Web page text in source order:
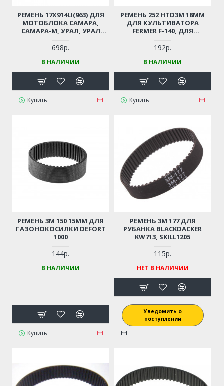
РЕМЕНЬ 17X914LI(963) ДЛЯ
МОТОБЛОКА САМАРА,
САМАРА-М, УРАЛ, УРАЛ
КАМА-5,ВЛАДИМИР,
ПОБЕДА, MAXCUT
MC750(20101381), ONTARIO,
ONTARIO PRO И
АНАЛОГИЧНЫЕ МОДЕЛИ
698р.
В НАЛИЧИИ
Купить
РЕМЕНЬ 252 HTD3M 18ММ
ДЛЯ КУЛЬТИВАТОРА
FERMER F-140, ДЛЯ
PT 1232E
192р.
В НАЛИЧИИ
Купить
РЕМЕНЬ 3М 150 15ММ ДЛЯ
ГАЗОНОКОСИЛКИ DEFORT
1000
144р.
В НАЛИЧИИ
Купить
РЕМЕНЬ 3М 177 ДЛЯ
РУБАНКА BLACKDACKER
KW713, SKILL1205
115р.
НЕТ В НАЛИЧИИ
Уведомить о
поступлении